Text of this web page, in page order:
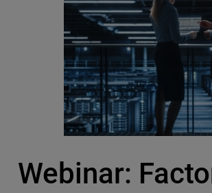
Webinar: